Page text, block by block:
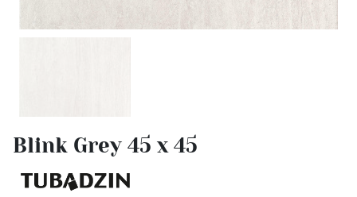
Blink Grey 45 x 45